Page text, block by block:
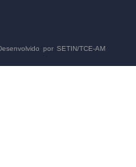
por SETIN/TCE-AM